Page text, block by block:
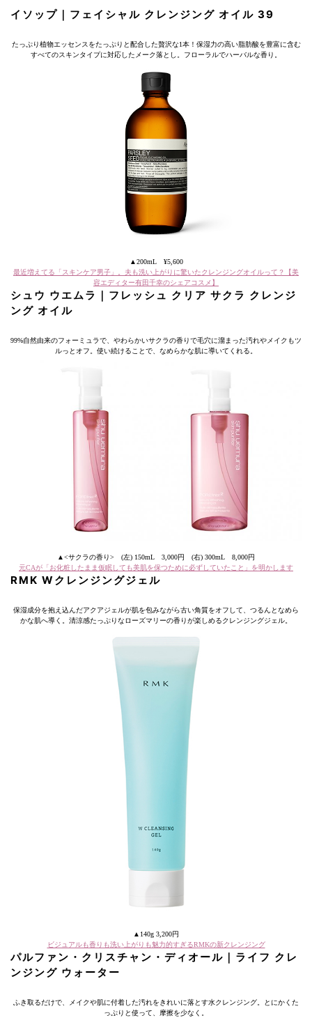
イソップ｜フェイシャル クレンジング オイル 39
たっぷり植物エッセンスをたっぷりと配合した贅沢な1本！保湿力の高い脂肪酸を豊富に含む
すべてのスキンタイプに対応したメーク落とし。フローラルでハーバルな香り。
▲200mL ¥5,600
最近増えてる「スキンケア男子」。夫も洗い上がりに驚いたクレンジングオイルって？【美
容エディター有田千幸のシェアコスメ】
シュウ ウエムラ｜フレッシュ クリア サクラ クレンジ
ング オイル
99%自然由来のフォーミュラで、やわらかいサクラの香りで毛穴に溜まった汚れやメイクもツ
ルっとオフ。使い続けることで、なめらかな肌に導いてくれる。
▲<サクラの香り> (左) 150mL 3,000円 (右) 300mL 8,000円
元CAが「お化粧したまま仮眠しても美肌を保つために必ずしていたこと」を明かします
RMK Wクレンジングジェル
保湿成分を抱え込んだアクアジェルが肌を包みながら古い角質をオフして、つるんとなめら
かな肌へ導く。清涼感たっぷりなローズマリーの香りが楽しめるクレンジングジェル。
▲140g 3,200円
ビジュアルも香りも洗い上がりも魅力的すぎるRMKの新クレンジング
パルファン・クリスチャン・ディオール｜ライフ クレ
ンジング ウォーター
ふき取るだけで、メイクや肌に付着した汚れをきれいに落とす水クレンジング。とにかくた
っぷりと使って、摩擦を少なく。